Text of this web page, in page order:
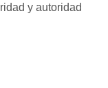
y autoridad